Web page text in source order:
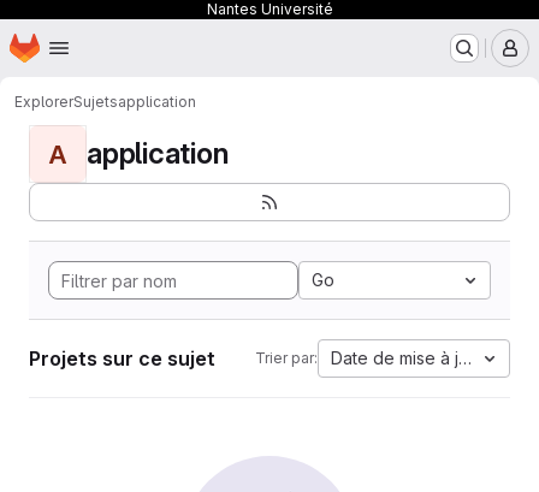
Nantes Université
Passer au contenu principal
Page d'accueil
ExplorerSujetsapplication
A application
Go
Projets sur ce sujet Trier par: Date de mise à jour